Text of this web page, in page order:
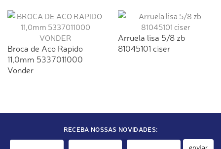
Broca de Aco Rapido
11,0mm 5337011000
Vonder
Arruela lisa 5/8 zb
81045101 ciser
RECEBA NOSSAS NOVIDADES:
enviar